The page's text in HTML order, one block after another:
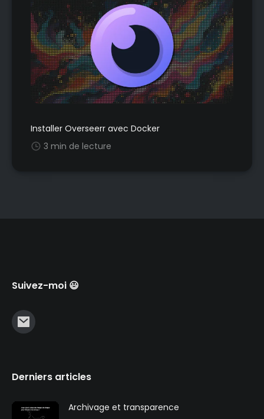
Installer Overseerr avec Docker
3 min de lecture
Suivez-moi 😃
Derniers articles
Archivage et transparence